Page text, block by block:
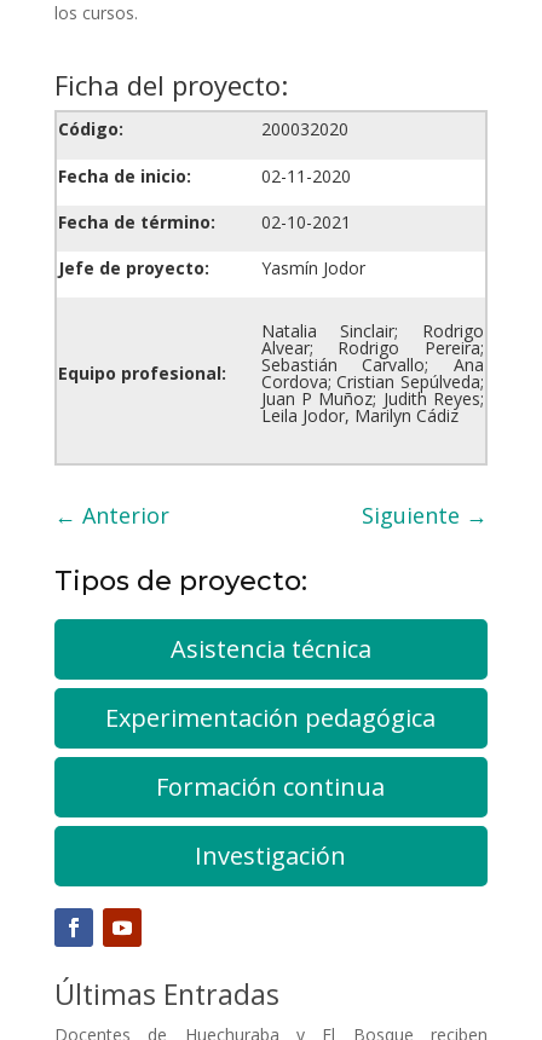
los cursos.
Ficha del proyecto:
Código: 200032020
Fecha de inicio:
02-11-2020
Fecha de término:
02-10-2021
Jefe de proyecto:
Yasmín Jodor
Equipo profesional:
Natalia Sinclair; Rodrigo
Alvear; Rodrigo Pereira;
Sebastián Carvallo; Ana
Cordova; Cristian Sepúlveda;
Juan P Muñoz; Judith Reyes;
Leila Jodor, Marilyn Cádiz
← Anterior Siguiente →
Tipos de proyecto:
Asistencia técnica
Experimentación pedagógica
Formación continua
Investigación
Últimas Entradas
Docentes de Huechuraba y El Bosque reciben